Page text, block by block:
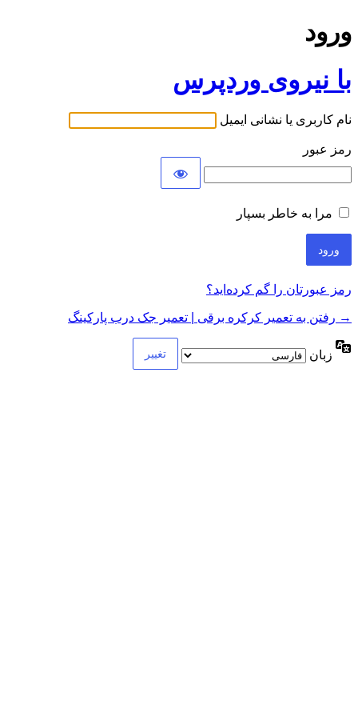
ورود
با نیروی وردپرس
نام کاربری یا نشانی ایمیل
رمز عبور
مرا به خاطر بسپار
رمز عبورتان را گم کرده‌اید؟
→ رفتن به تعمیر کرکره برقی | تعمیر جک درب پارکینگ
زبان